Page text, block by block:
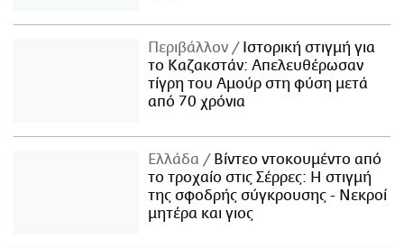
Περιβάλλον
Ιστορική στιγμή για
το Καζακστάν: Απελευθέρωσαν
τίγρη του Αμούρ στη φύση μετά
από 70 χρόνια
Ελλάδα
Βίντεο ντοκουμέντο από
το τροχαίο στις Σέρρες: Η στιγμή
της σφοδρής σύγκρουσης - Νεκροί
μητέρα και γιος